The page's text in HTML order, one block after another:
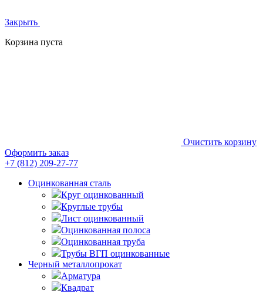
Закрыть
Корзина пуста
Очистить корзину
Оформить заказ
+7 (812) 209-27-77
Оцинкованная сталь
Круг оцинкованный
Круглые трубы
Лист оцинкованный
Оцинкованная полоса
Оцинкованная труба
Трубы ВГП оцинкованные
Черный металлопрокат
Арматура
Квадрат